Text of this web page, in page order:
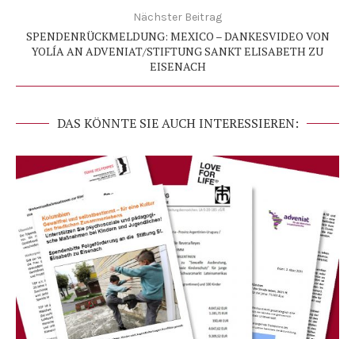
Nächster Beitrag
SPENDENRÜCKMELDUNG: MEXICO – DANKESVIDEO VON
YOLÍA AN ADVENIAT/STIFTUNG SANKT ELISABETH ZU
EISENACH
DAS KÖNNTE SIE AUCH INTERESSIEREN: